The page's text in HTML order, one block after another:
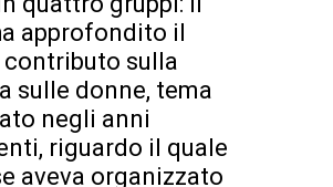
approfondito il
sulla
sulle donne, tema
negli anni
riguardo il quale
aveva organizzato